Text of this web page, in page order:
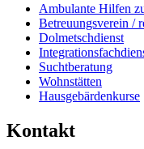
Ambulante Hilfen
Betreuungsverein /
Dolmetschdienst
Suchtberatung
Wohnstätten
Hausgebärdenkurse
Kontakt